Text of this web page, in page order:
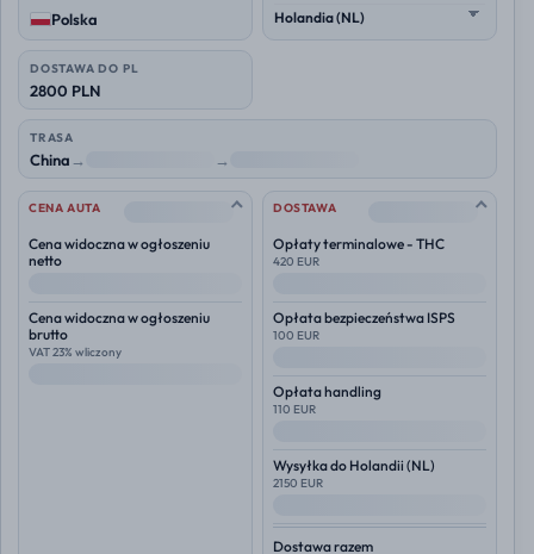
Polska
DOSTAWA DO PL
2800 PLN
TRASA
China→ →
CENA AUTA --
Cena widoczna w ogłoszeniu
netto
Cena widoczna w ogłoszeniu
brutto
VAT 23% wliczony
DOSTAWA --
Opłaty terminalowe - THC
420 EUR
Opłata bezpieczeństwa ISPS
100 EUR
Opłata handling
110 EUR
Wysyłka do Holandii (NL)
2150 EUR
Dostawa razem